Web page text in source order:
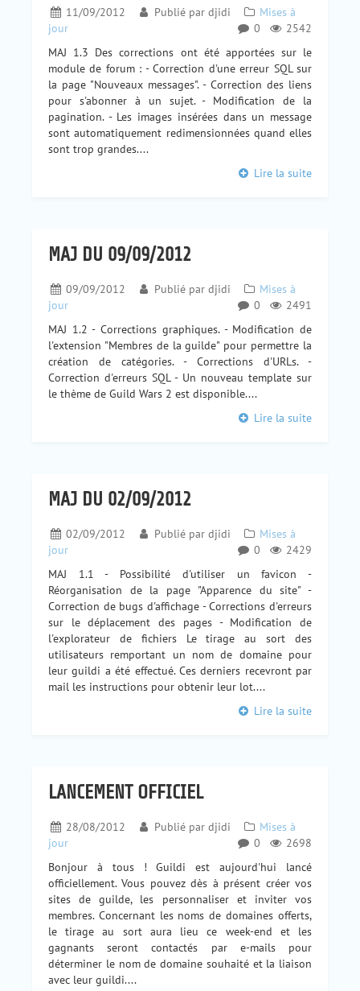
11/09/2012 Publié par djidi
Mises à
jour
2542
0
MAJ 1.3 Des corrections ont été apportées sur le
module de forum : - Correction d'une erreur SQL sur
la page "Nouveaux messages". - Correction des liens
pour s'abonner à un sujet. - Modification de la
pagination. - Les images insérées dans un message
sont automatiquement redimensionnées quand elles
sont trop grandes....
Lire la suite
MAJ DU 09/09/2012
09/09/2012 Publié par djidi
Mises à
jour
2491
0
MAJ 1.2 - Corrections graphiques. - Modification de
l'extension "Membres de la guilde" pour permettre la
création de catégories. - Corrections d'URLs. -
Correction d'erreurs SQL - Un nouveau template sur
le thème de Guild Wars 2 est disponible....
Lire la suite
MAJ DU 02/09/2012
02/09/2012 Publié par djidi
Mises à
jour
2429
0
MAJ 1.1 - Possibilité d'utiliser un favicon -
Réorganisation de la page "Apparence du site" -
Correction de bugs d'affichage - Corrections d'erreurs
sur le déplacement des pages - Modification de
l'explorateur de fichiers Le tirage au sort des
utilisateurs remportant un nom de domaine pour
leur guildi a été effectué. Ces derniers recevront par
mail les instructions pour obtenir leur lot....
Lire la suite
LANCEMENT OFFICIEL
28/08/2012 Publié par djidi
Mises à
jour
2698
0
Bonjour à tous ! Guildi est aujourd'hui lancé
officiellement. Vous pouvez dès à présent créer vos
sites de guilde, les personnaliser et inviter vos
membres. Concernant les noms de domaines offerts,
le tirage au sort aura lieu ce week-end et les
gagnants seront contactés par e-mails pour
déterminer le nom de domaine souhaité et la liaison
avec leur guildi....